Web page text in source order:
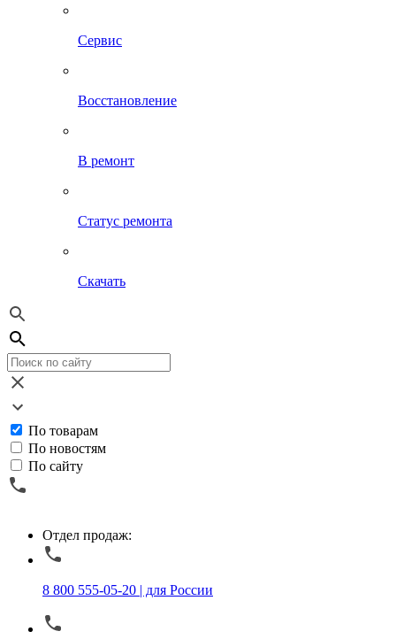
Сервис
Восстановление
В ремонт
Статус ремонта
Скачать
По товарам
По новостям
По сайту
Отдел продаж:
8 800 555-05-20 | для России